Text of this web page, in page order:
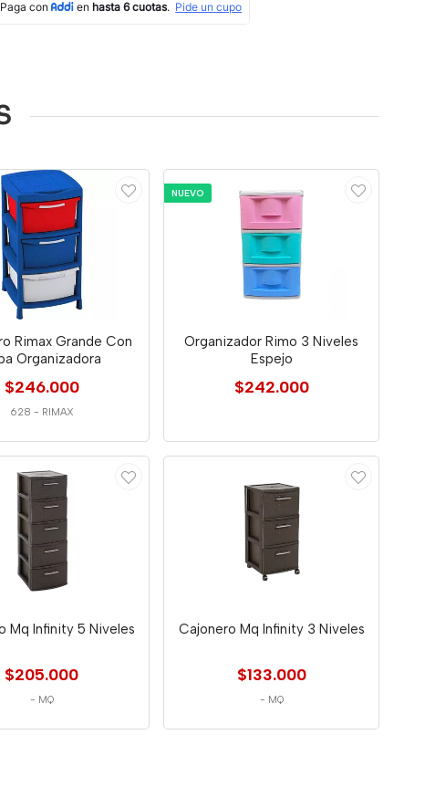
Rimax Grande Con
Organizadora
$246.000
628 - RIMAX
NUEVO
Organizador Rimo 3 Niveles
Espejo
$242.000
Mq Infinity 5 Niveles
$205.000
- MQ
Cajonero Mq Infinity 3 Niveles
$133.000
- MQ